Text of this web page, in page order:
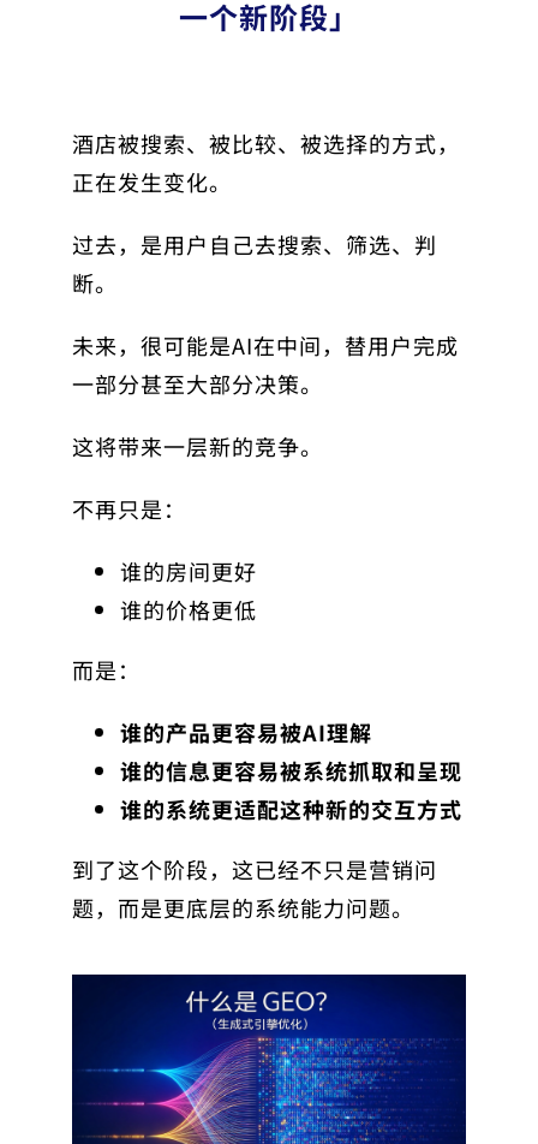
一个新阶段」
酒店被搜索、被比较、被选择的方式，
正在发生变化。
过去，是用户自己去搜索、筛选、判
断。
未来，很可能是AI在中间，替用户完成
一部分甚至大部分决策。
这将带来一层新的竞争。
不再只是：
谁的房间更好
谁的价格更低
而是：
谁的产品更容易被AI理解
谁的信息更容易被系统抓取和呈现
谁的系统更适配这种新的交互方式
到了这个阶段，这已经不只是营销问
题，而是更底层的系统能力问题。